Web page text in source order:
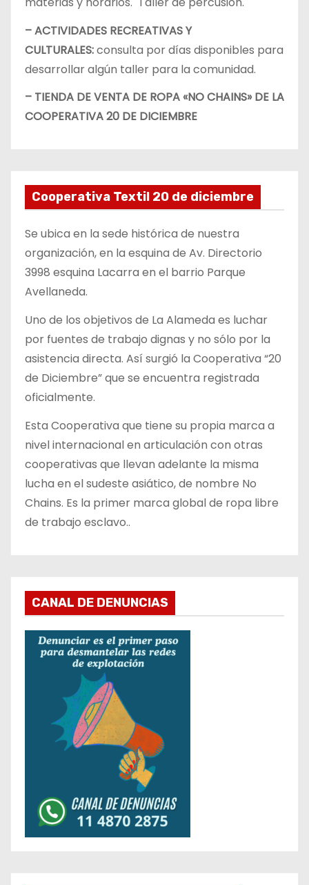
– ACTIVIDADES RECREATIVAS Y
CULTURALES:consulta por días disponibles para
desarrollar algún taller para la comunidad.
– TIENDA DE VENTA DE ROPA «NO CHAINS» DE LA
COOPERATIVA 20 DE DICIEMBRE
Cooperativa Textil 20 de diciembre
Se ubica en la sede histórica de nuestra
organización, en la esquina de Av. Directorio
3998 esquina Lacarra en el barrio Parque
Avellaneda.
Uno de los objetivos de La Alameda es luchar
por fuentes de trabajo dignas y no sólo por la
asistencia directa. Así surgió la Cooperativa “20
de Diciembre” que se encuentra registrada
oficialmente.
Esta Cooperativa que tiene su propia marca a
nivel internacional en articulación con otras
cooperativas que llevan adelante la misma
lucha en el sudeste asiático, de nombre No
Chains. Es la primer marca global de ropa libre
de trabajo esclavo..
CANAL DE DENUNCIAS